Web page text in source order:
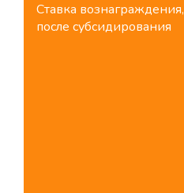
Ставка вознаграждения,
после субсидирования